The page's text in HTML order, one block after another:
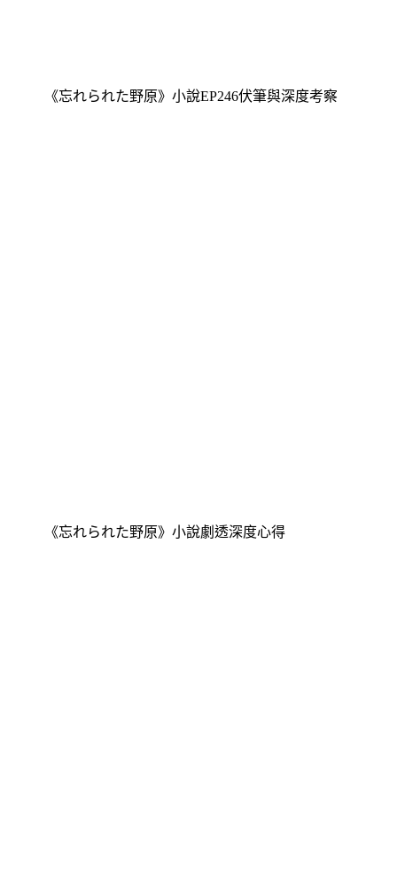
《忘れられた野原》小說EP246伏筆與深度考察
《忘れられた野原》小說劇透深度心得